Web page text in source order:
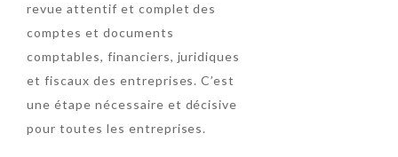
revue attentif et complet des
comptes et documents
comptables, financiers, juridiques
et fiscaux des entreprises. C’est
une étape nécessaire et décisive
pour toutes les entreprises.